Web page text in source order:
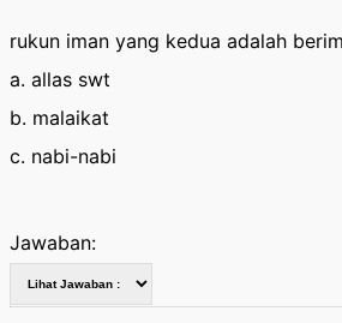
rukun iman yang kedua adalah
a. allas swt
b. malaikat
c. nabi-nabi
Jawaban: